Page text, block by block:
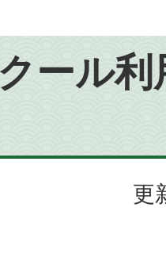
ール
更